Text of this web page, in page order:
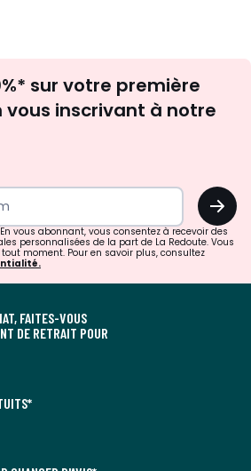
newsletter
sur votre première
inscrivant à notre
OK
vous abonnant, vous consentez à recevoir des
personnalisées de la part de La Redoute. Vous
moment. Pour en savoir plus, consultez
FAITES-VOUS
DE RETRAIT POUR